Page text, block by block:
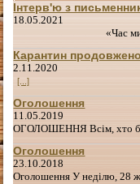
Інтерв'ю з
18.05.2021
«Час минає й
Карантин
2.11.2020
[...]
Оголошення
11.05.2019
ОГОЛОШЕННЯ Всім, хто
Оголошення
23.10.2018
Оголошення У неділю, 28